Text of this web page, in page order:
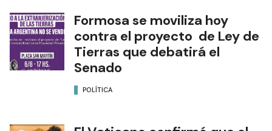
Formosa se moviliza hoy
contra el proyecto de Ley de
Tierras que debatirá el
Senado
POLÍTICA